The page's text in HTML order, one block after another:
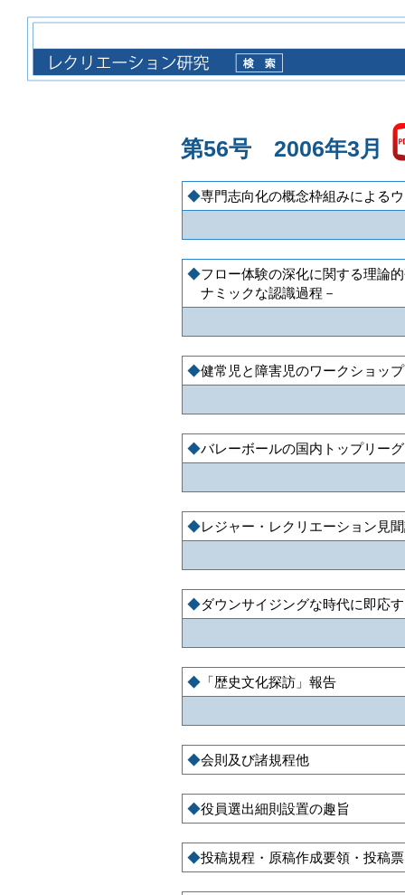
第56号 2006年3月
専門志向化の概念枠組みによる
フロー体験の深化に関する理論
ナミックな認識過程－
健常児と障害児のワークショッ
バレーボールの国内トップリー
レジャー・レクリエーション見
ダウンサイジングな時代に即応
「歴史文化探訪」報告
会則及び諸規程他
役員選出細則設置の趣旨
投稿規程・原稿作成要領・投稿票